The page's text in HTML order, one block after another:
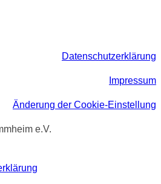
Datenschutzerklärung
Impressum
Änderung der Cookie-Einstellung
e.V.